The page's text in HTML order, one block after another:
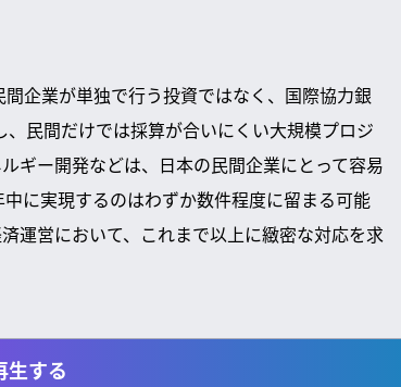
企業が単独で行う投資ではなく、国際協力銀
民間だけでは採算が合いにくい大規模プロジ
ギー開発などは、日本の民間企業にとって容易
に実現するのはわずか数件程度に留まる可能
運営において、これまで以上に緻密な対応を求
生する